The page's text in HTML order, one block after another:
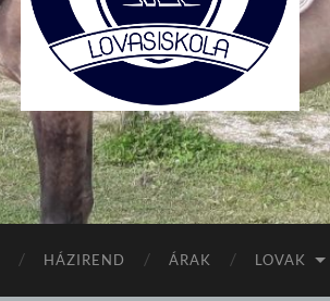
Lovasiskola
HÁZIREND ÁRAK LOVAK